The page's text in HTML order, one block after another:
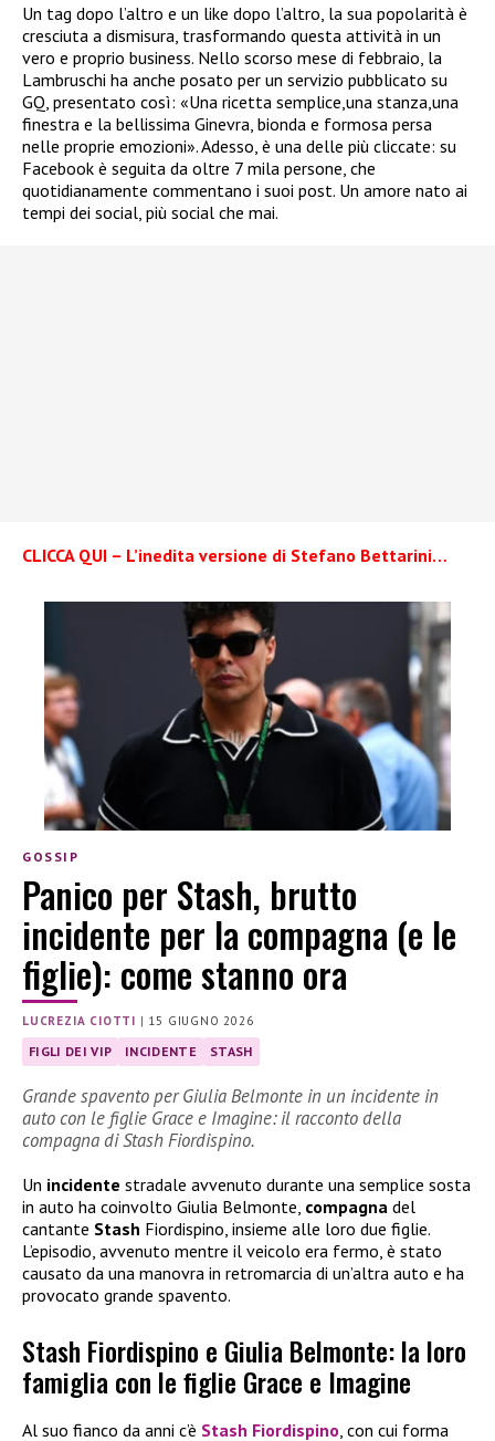
Un tag dopo l’altro e un like dopo l’altro, la sua popolarità è
cresciuta a dismisura, trasformando questa attività in un
vero e proprio business. Nello scorso mese di febbraio, la
Lambruschi ha anche posato per un servizio pubblicato su
GQ, presentato così: «Una ricetta semplice,una stanza,una
finestra e la bellissima Ginevra, bionda e formosa persa
nelle proprie emozioni». Adesso, è una delle più cliccate: su
Facebook è seguita da oltre 7 mila persone, che
quotidianamente commentano i suoi post. Un amore nato ai
tempi dei social, più social che mai.
CLICCA QUI – L’inedita versione di Stefano Bettarini…
GOSSIP
Panico per Stash, brutto
incidente per la compagna (e le
figlie): come stanno ora
LUCREZIA CIOTTI | 15 GIUGNO 2026
FIGLI DEI VIP INCIDENTE STASH
Grande spavento per Giulia Belmonte in un incidente in
auto con le figlie Grace e Imagine: il racconto della
compagna di Stash Fiordispino.
Un incidente stradale avvenuto durante una semplice sosta
in auto ha coinvolto Giulia Belmonte, compagna del
cantante Stash Fiordispino, insieme alle loro due figlie.
L’episodio, avvenuto mentre il veicolo era fermo, è stato
causato da una manovra in retromarcia di un’altra auto e ha
provocato grande spavento.
Stash Fiordispino e Giulia Belmonte: la loro
famiglia con le figlie Grace e Imagine
Al suo fianco da anni c’è Stash Fiordispino, con cui forma